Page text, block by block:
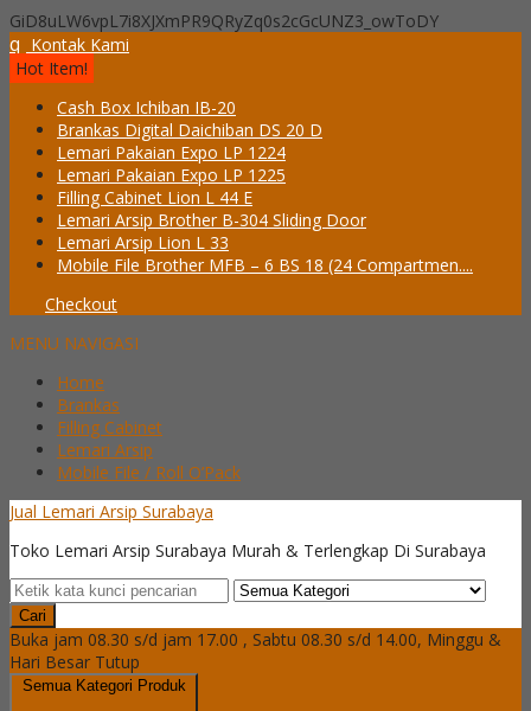
GiD8uLW6vpL7i8XJXmPR9QRyZq0s2cGcUNZ3_owToDY
q Kontak Kami
Hot Item!
Cash Box Ichiban IB-20
Brankas Digital Daichiban DS 20 D
Lemari Pakaian Expo LP 1224
Lemari Pakaian Expo LP 1225
Filling Cabinet Lion L 44 E
Lemari Arsip Brother B-304 Sliding Door
Lemari Arsip Lion L 33
Mobile File Brother MFB – 6 BS 18 (24 Compartmen....
Checkout
MENU NAVIGASI
Home
Brankas
Filling Cabinet
Lemari Arsip
Mobile File / Roll O’Pack
Jual Lemari Arsip Surabaya
Toko Lemari Arsip Surabaya Murah & Terlengkap Di Surabaya
Cari
Buka jam 08.30 s/d jam 17.00 , Sabtu 08.30 s/d 14.00, Minggu &
Hari Besar Tutup
Semua Kategori Produk